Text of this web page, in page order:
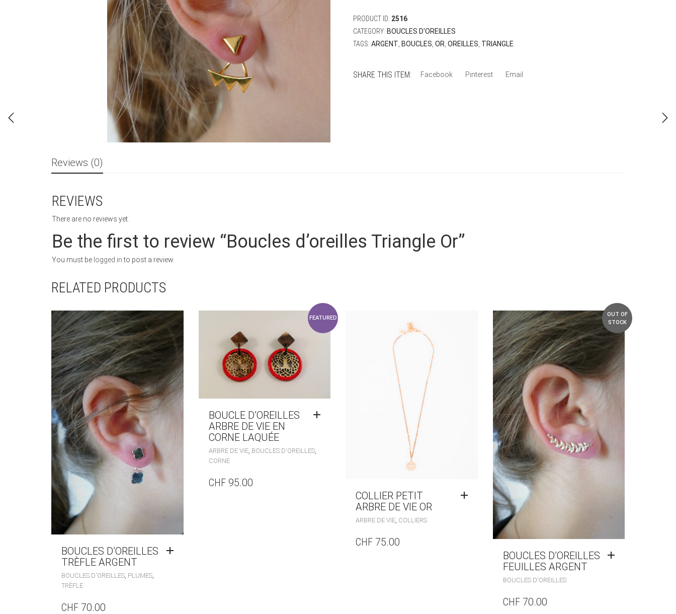
quantity
PRODUCT ID: 2516
CATEGORY: BOUCLES D'OREILLES
TAGS: ARGENT BOUCLES OR OREILLES TRIANGLE
SHARE THIS ITEM: Facebook Pinterest Email
Reviews (0)
REVIEWS
There are no reviews yet.
Be the first to review “Boucles d’oreilles Triangle Or”
You must be logged into post a review.
RELATED PRODUCTS
BOUCLES D’OREILLES
TRÈFLE ARGENT
BOUCLES D'OREILLES PLUMES
TRÈFLE
CHF 70.00
FEATURED
BOUCLE D’OREILLES
ARBRE DE VIE EN
CORNE LAQUÉE
ARBRE DE VIE, BOUCLES D'OREILLES,
CORNE
CHF95.00
COLLIER PETIT
ARBRE DE VIE OR
ARBRE DE VIE COLLIERS
CHF 75.00
OUT OF
STOCK
BOUCLES D’OREILLES
FEUILLES ARGENT
BOUCLES D'OREILLES
CHF70.00